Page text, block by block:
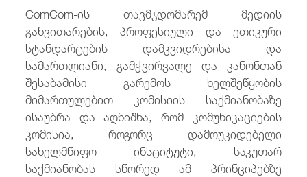
ComCom-ის თავმჯდომარემ მედიის
განვითარების, პროფესიული და ეთიკური
სტანდარტების დამკვიდრებისა და
სამართლიანი, გამჭვირვალე და კანონთან
შესაბამისი გარემოს ხელშეწყობის
მიმართულებით კომისიის საქმიანობაზე
ისაუბრა და აღნიშნა, რომ კომუნიკაციების
კომისია, როგორც დამოუკიდებელი
სახელმწიფო ინსტიტუტი, საკუთარ
საქმიანობას სწორედ ამ პრინციპებზე